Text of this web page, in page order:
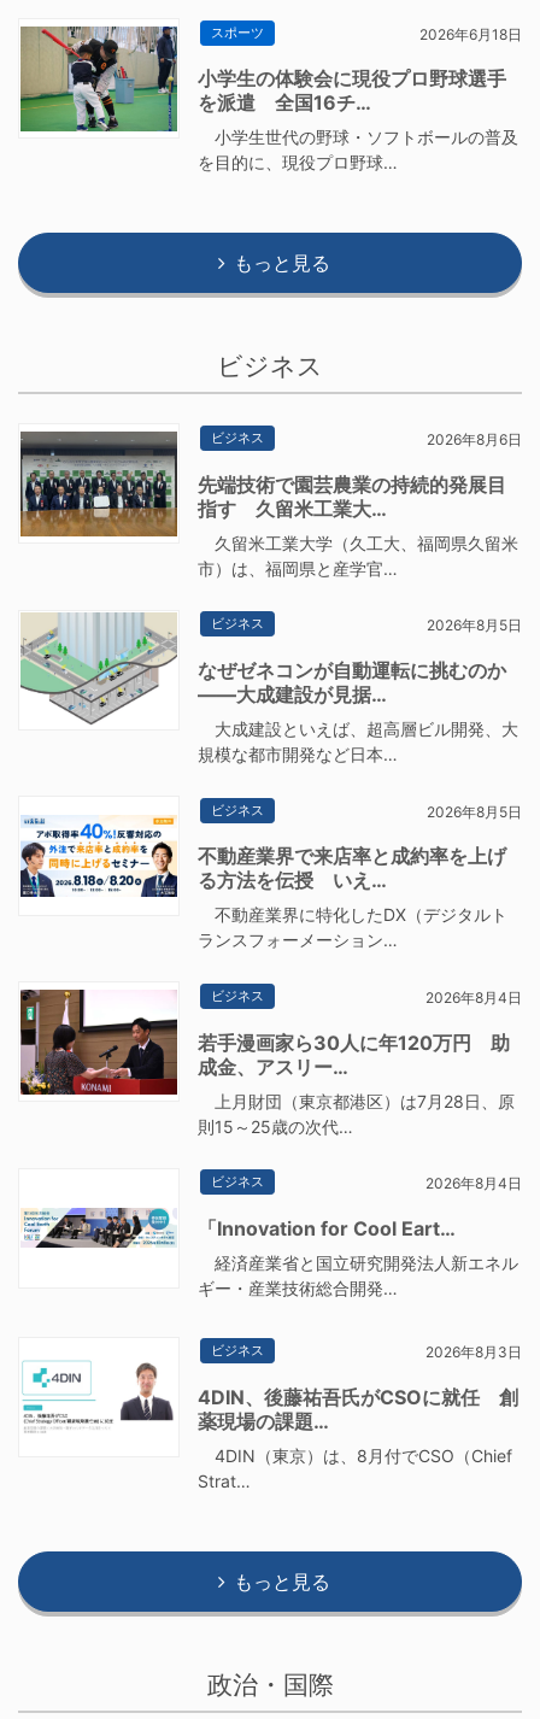
スポーツ 2026年6月18日
小学生の体験会に現役プロ野球選手
を派遣 全国16チ…
小学生世代の野球・ソフトボールの普及
を目的に、現役プロ野球…
もっと見る
ビジネス
ビジネス 2026年8月6日
先端技術で園芸農業の持続的発展目
指す 久留米工業大…
久留米工業大学（久工大、福岡県久留米
市）は、福岡県と産学官…
ビジネス 2026年8月5日
なぜゼネコンが自動運転に挑むのか
――大成建設が見据…
大成建設といえば、超高層ビル開発、大
規模な都市開発など日本…
ビジネス 2026年8月5日
不動産業界で来店率と成約率を上げ
る方法を伝授 いえ…
不動産業界に特化したDX（デジタルト
ランスフォーメーション…
ビジネス 2026年8月4日
若手漫画家ら30人に年120万円 助
成金、アスリー…
上月財団（東京都港区）は7月28日、原
則15～25歳の次代…
ビジネス 2026年8月4日
「Innovation for Cool Eart…
経済産業省と国立研究開発法人新エネル
ギー・産業技術総合開発…
ビジネス 2026年8月3日
4DIN、後藤祐吾氏がCSOに就任 創
薬現場の課題…
4DIN（東京）は、8月付でCSO（Chief
Strat…
もっと見る
政治・国際